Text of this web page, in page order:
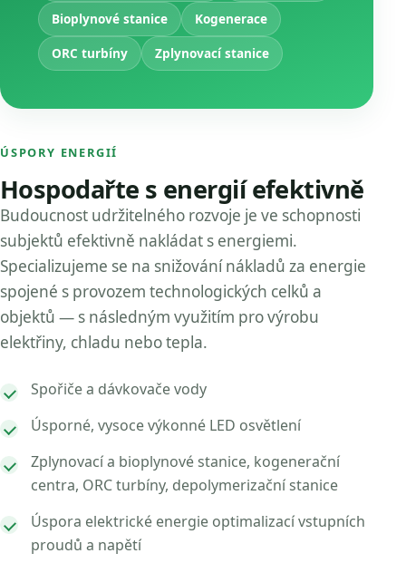
Bioplynové stanice
Kogenerace
ORC turbíny
Zplynovací stanice
ÚSPORY ENERGIÍ
Hospodařte s energií efektivně
Budoucnost udržitelného rozvoje je ve schopnosti
subjektů efektivně nakládat s energiemi.
Specializujeme se na snižování nákladů za energie
spojené s provozem technologických celků a
objektů — s následným využitím pro výrobu
elektřiny, chladu nebo tepla.
Spořiče a dávkovače vody
Úsporné, vysoce výkonné LED osvětlení
Zplynovací a bioplynové stanice, kogenerační
centra, ORC turbíny, depolymerizační stanice
Úspora elektrické energie optimalizací vstupních
proudů a napětí